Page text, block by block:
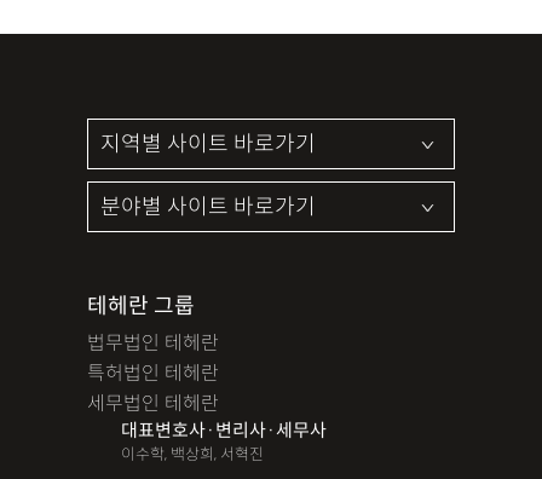
테헤란 그룹
법무법인 테헤란
특허법인 테헤란
세무법인 테헤란
대표변호사·변리사·세무사
이수학, 백상희, 서혁진